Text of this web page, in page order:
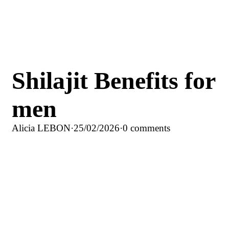
Shilajit Benefits for
men
Alicia LEBON·25/02/2026·0 comments